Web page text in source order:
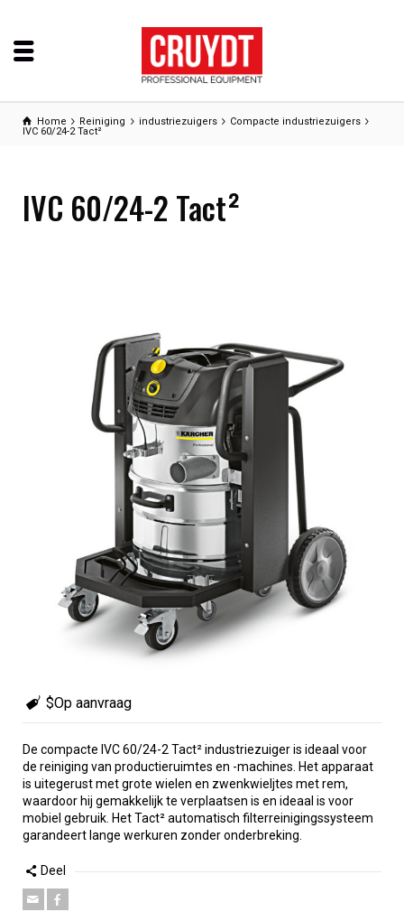
Home Reiniging industriezuigers
Compacte industriezuigers
IVC 60/24-2 Tact²
IVC 60/24-2 Tact²
$Op aanvraag
De compacte IVC 60/24-2 Tact² industriezuiger is ideaal voor
de reiniging van productieruimtes en -machines. Het apparaat
is uitegerust met grote wielen en zwenkwieljtes met rem,
waardoor hij gemakkelijk te verplaatsen is en ideaal is voor
mobiel gebruik. Het Tact² automatisch filterreinigingssysteem
garandeert lange werkuren zonder onderbreking.
Deel